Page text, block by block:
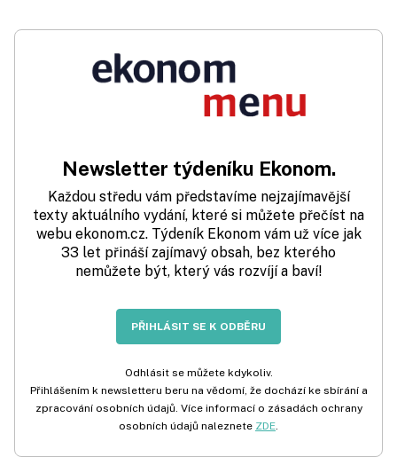
Newsletter týdeníku Ekonom.
Každou středu vám představíme nejzajímavější
texty aktuálního vydání, které si můžete přečíst na
webu ekonom.cz. Týdeník Ekonom vám už více jak
33 let přináší zajímavý obsah, bez kterého
nemůžete být, který vás rozvíjí a baví!
PŘIHLÁSIT SE K ODBĚRU
Odhlásit se můžete kdykoliv.
Přihlášením k newsletteru beru na vědomí, že dochází ke sbírání a
zpracování osobních údajů. Více informací o zásadách ochrany
osobních údajů naleznete ZDE.